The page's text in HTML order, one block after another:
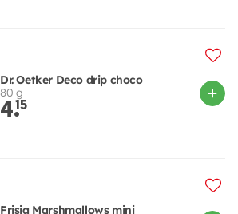
Dr. Oetker Deco drip choco
80 g
4.15
Frisia Marshmallows mini